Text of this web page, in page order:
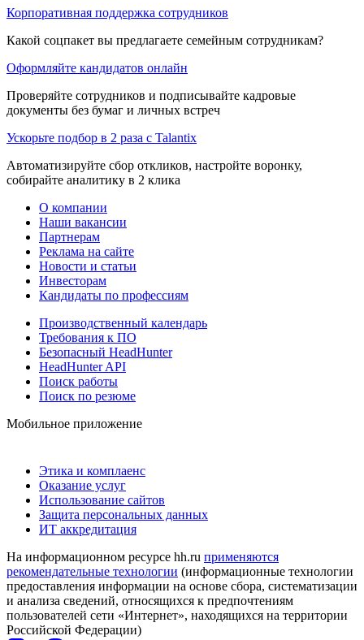
Корпоративная поддержка сотрудников
Какой соцпакет вы предлагаете семейным сотрудникам?
Оформляйте кандидатов онлайн
Проверяйте сотрудников и подписывайте кадровые
документы без бумаг и личных встреч
Ускорьте подбор в 2 раза с Talantix
Автоматизируйте сбор откликов, настройте воронку,
собирайте аналитику в 2 клика
О компании
Наши вакансии
Партнерам
Реклама на сайте
Новости и статьи
Инвесторам
Кандидаты по профессиям
Производственный календарь
Требования к ПО
Безопасный HeadHunter
HeadHunter API
Поиск работы
Поиск по резюме
Мобильное приложение
Этика и комплаенс
Оказание услуг
Использование сайтов
Защита персональных данных
ИТ аккредитация
На информационном ресурсе hh.ru применяются
рекомендательные технологии (информационные технологии
предоставления информации на основе сбора, систематизации
и анализа сведений, относящихся к предпочтениям
пользователей сети «Интернет», находящихся на территории
Российской Федерации)